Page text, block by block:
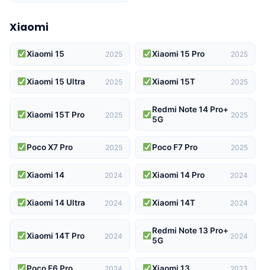
Xiaomi
Xiaomi 15 2025 Xiaomi 15 Pro 2025
Xiaomi 15 Ultra 2025 Xiaomi 15T 2025
Xiaomi 15T Pro 2025
Redmi Note 14 Pro+
5G
2025
Poco X7 Pro 2025 Poco F7 Pro 2025
Xiaomi 14 2024 Xiaomi 14 Pro 2024
Xiaomi 14 Ultra 2024 Xiaomi 14T 2024
Xiaomi 14T Pro 2024
Redmi Note 13 Pro+
5G
2024